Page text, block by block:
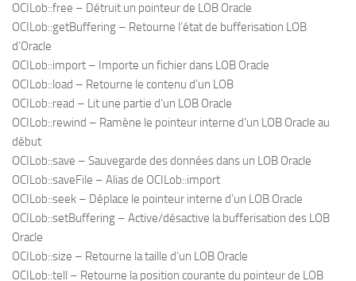
OCILob::free – Détruit un pointeur de LOB Oracle
OCILob::getBuffering – Retourne l’état de bufferisation LOB
d’Oracle
OCILob::import – Importe un fichier dans LOB Oracle
OCILob::load – Retourne le contenu d’un LOB
OCILob::read – Lit une partie d’un LOB Oracle
OCILob::rewind – Ramène le pointeur interne d’un LOB Oracle au
début
OCILob::save – Sauvegarde des données dans un LOB Oracle
OCILob::saveFile – Alias de OCILob::import
OCILob::seek – Déplace le pointeur interne d’un LOB Oracle
OCILob::setBuffering – Active/désactive la bufferisation des LOB
Oracle
OCILob::size – Retourne la taille d’un LOB Oracle
OCILob::tell – Retourne la position courante du pointeur de LOB